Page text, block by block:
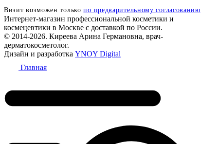
Визит возможен толькопо предварительному согласованию
Интернет-магазин профессиональной косметики и
космецевтики в Москве с доставкой по России.
© 2014-2026. Киреева Арина Германовна, врач-
дерматокосметолог.
Дизайн и разработка YNOY Digital
Главная